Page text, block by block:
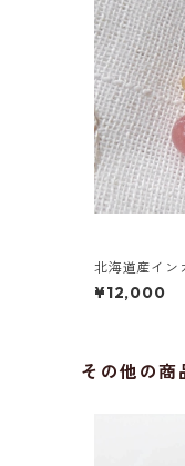
北海道産イン
¥12,000
その他の商